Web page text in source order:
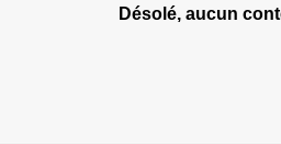
Désolé, aucun